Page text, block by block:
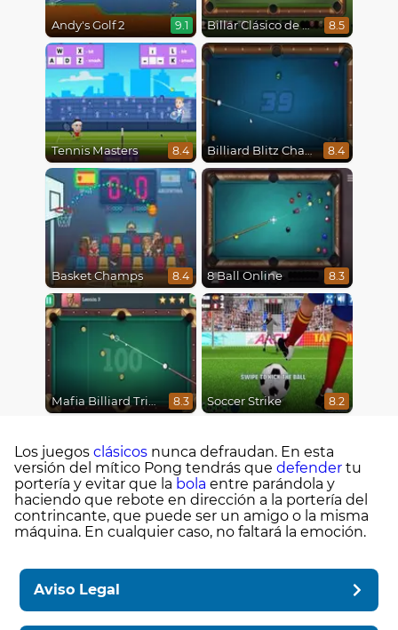
Andy's Golf 2 9.1 Billar Clásico de 8 Bolas 8.5
Tennis Masters 8.4 Billiard Blitz Challenge 8.4
Basket Champs 8.4 8 Ball Online 8.3
Mafia Billiard Tricks 8.3 Soccer Strike 8.2
Los juegos clásicos nunca defraudan. En esta
versión del mítico Pong tendrás que defender tu
portería y evitar que la bola entre parándola y
haciendo que rebote en dirección a la portería del
contrincante, que puede ser un amigo o la misma
máquina. En cualquier caso, no faltará la emoción.
Aviso Legal